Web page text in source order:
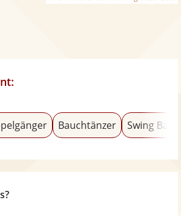
Bauchtänzer Swing Band